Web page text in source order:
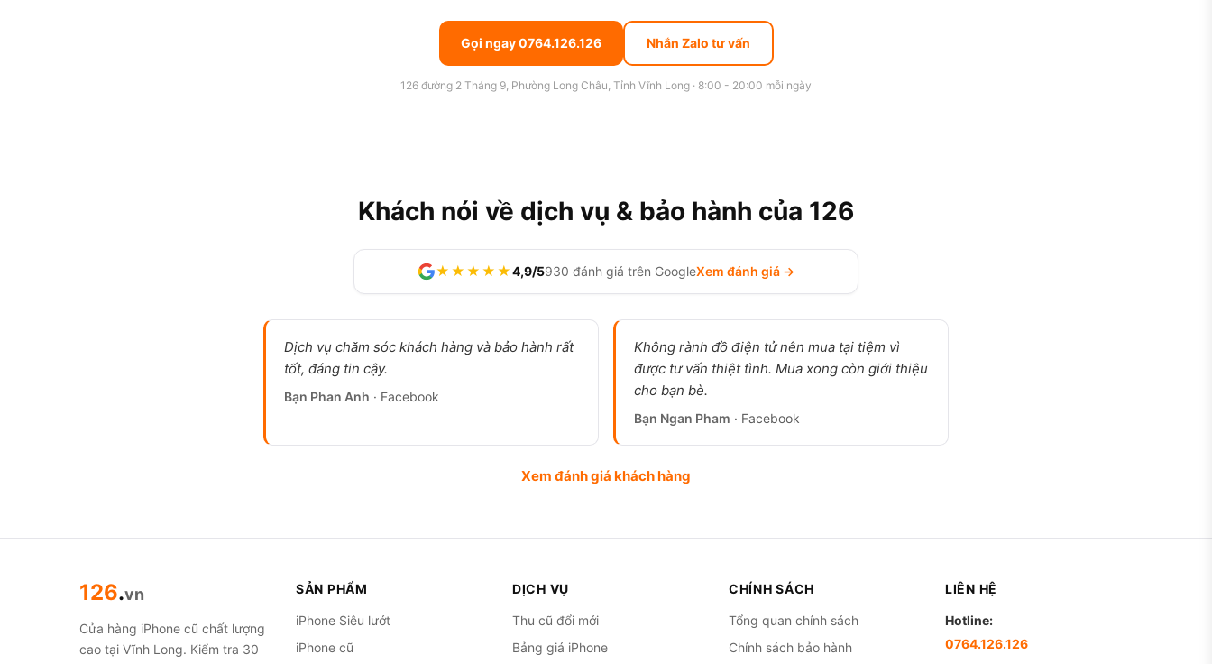
Gọi ngay 0764.126.126 Nhắn Zalo tư vấn
126 đường 2 Tháng 9, Phường Long Châu, Tỉnh Vĩnh Long · 8:00 - 20:00 mỗi ngày
Khách nói về dịch vụ & bảo hành của 126
★★★★★4,9/5930 đánh giá trên GoogleXem đánh giá →
Dịch vụ chăm sóc khách hàng và bảo hành rất
tốt, đáng tin cậy.
Bạn Phan Anh · Facebook
Không rành đồ điện tử nên mua tại tiệm vì
được tư vấn thiệt tình. Mua xong còn giới thiệu
cho bạn bè.
Bạn Ngan Pham · Facebook
Xem đánh giá khách hàng
126.vn
Cửa hàng iPhone cũ chất lượng
cao tại Vĩnh Long. Kiểm tra 30
SẢN PHẨM
iPhone Siêu lướt
iPhone cũ
DỊCH VỤ
Thu cũ đổi mới
Bảng giá iPhone
CHÍNH SÁCH
Tổng quan chính sách
Chính sách bảo hành
LIÊN HỆ
Hotline:
0764.126.126